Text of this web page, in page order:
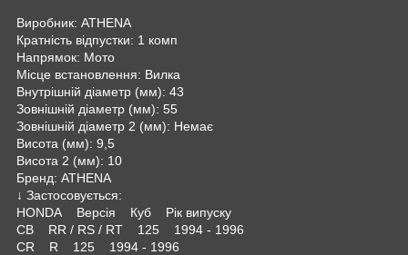
Виробник: ATHENA
Кратність відпустки: 1 комп
Напрямок: Мото
Місце встановлення: Вилка
Внутрішній діаметр (мм): 43
Зовнішній діаметр (мм): 55
Зовнішній діаметр 2 (мм): Немає
Висота (мм): 9,5
Висота 2 (мм): 10
Бренд: ATHENA
↓ Застосовується:
HONDA Версія Куб Рік випуску
CB RR / RS / RT 125 1994 - 1996
CR R 125 1994 - 1996